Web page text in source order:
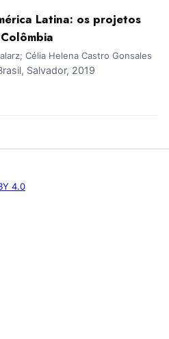
Latina: os projetos
Célia Helena Castro Gonsales
Salvador, 2019
4.0